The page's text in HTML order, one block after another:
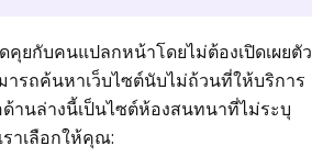
ยกับคนแปลกหน้าโดยไม่ต้องเปิดเผยตัว
รถค้นหาเว็บไซต์นับไม่ถ้วนที่ให้บริการ
านล่างนี้เป็นไซต์ห้องสนทนาที่ไม่ระบุ
าเลือกให้คุณ: